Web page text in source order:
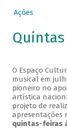
Ações
Quintas
O Espaço
musical em
pioneiro no
artística
projeto de
apresentações
quintas-feiras